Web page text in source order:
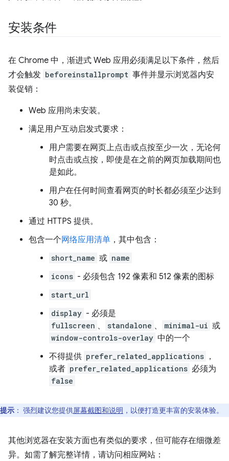
安装条件
在 Chrome 中，渐进式 Web 应用必须满足以下条件，然后
才会触发 beforeinstallprompt 事件并显示浏览器内安
装促销：
Web 应用尚未安装。
满足用户互动启发式要求：
用户需要在网页上点击或点按至少一次，无论何
时点击或点按，即使是在之前的网页加载期间也
是如此。
用户在任何时间查看网页的时长都必须至少达到
30 秒。
通过 HTTPS 提供。
包含一个网络应用清单 ，其中包含：
short_name 或 name
icons - 必须包含 192 像素和 512 像素的图标
start_url
display - 必须是
fullscreen 、 standalone 、 minimal-ui 或
window-controls-overlay 中的一个
不得提供 prefer_related_applications ，
或者 prefer_related_applications 必须为
false
提示 ： 强烈建议您提供屏幕截图和说明 ，以便打造更丰富的安装体验。
其他浏览器在安装方面也有类似的要求，但可能存在细微差
异。如需了解完整详情，请访问相应网站：